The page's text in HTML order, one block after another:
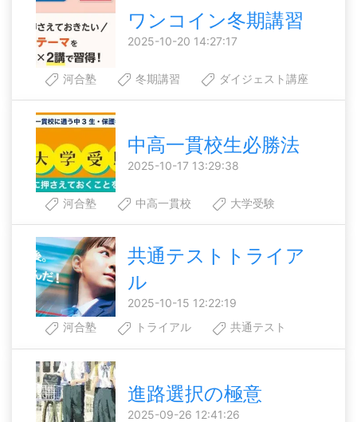
ワンコイン冬期講習
2025-10-20 14:27:17
河合塾 冬期講習 ダイジェスト講座
中高一貫校生必勝法
2025-10-17 13:29:38
河合塾 中高一貫校 大学受験
共通テストトライア
ル
2025-10-15 12:22:19
河合塾
トライアル 共通テスト
進路選択の極意
2025-09-26 12:41:26